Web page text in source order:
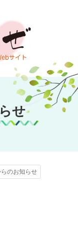
～
せ
のお知らせ